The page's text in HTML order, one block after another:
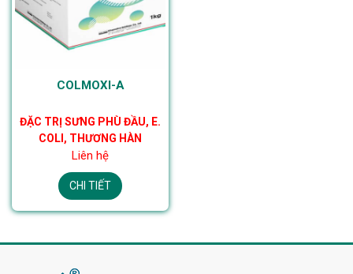
COLMOXI-A
ĐẶC TRỊ SƯNG PHÙ ĐẦU, E.
COLI, THƯƠNG HÀN
Liên hệ
CHI TIẾT